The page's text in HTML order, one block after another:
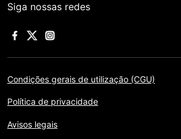
Siga nossas redes
Condições gerais de utilização (CGU)
Política de privacidade
Avisos legais